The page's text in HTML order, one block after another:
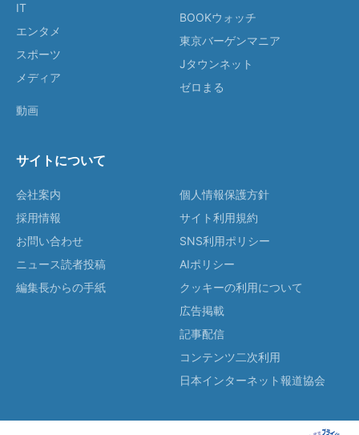
IT
エンタメ
スポーツ
メディア
動画
BOOKウォッチ
東京バーゲンマニア
Jタウンネット
ゼロまる
サイトについて
会社案内
採用情報
お問い合わせ
ニュース読者投稿
編集長からの手紙
個人情報保護方針
サイト利用規約
SNS利用ポリシー
AIポリシー
クッキーの利用について
広告掲載
記事配信
コンテンツ二次利用
日本インターネット報道協会